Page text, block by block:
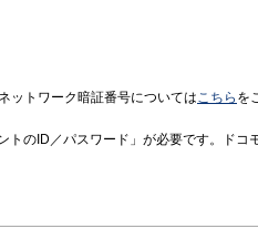
ットワーク暗証番号についてはこちら を
トのID／パスワード」が必要です。ドコ